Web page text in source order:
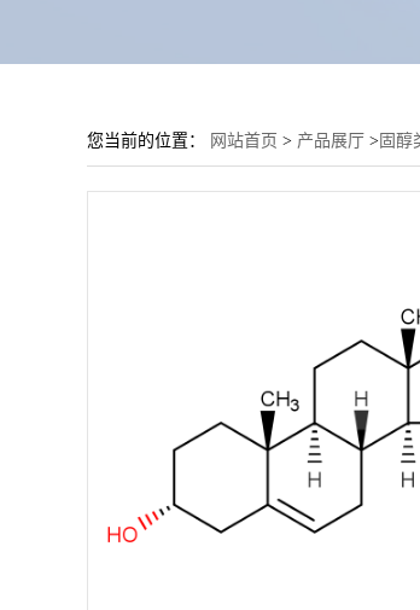
您当前的位置： 网站首页 > 产品展厅 > 固醇